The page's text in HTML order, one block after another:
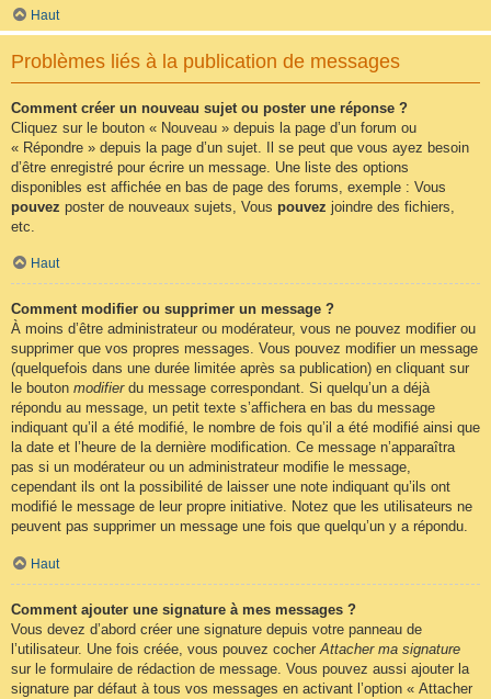
Haut
Problèmes liés à la publication de messages
Comment créer un nouveau sujet ou poster une réponse ?
Cliquez sur le bouton « Nouveau » depuis la page d’un forum ou
« Répondre » depuis la page d’un sujet. Il se peut que vous ayez besoin
d’être enregistré pour écrire un message. Une liste des options
disponibles est affichée en bas de page des forums, exemple : Vous
pouvez poster de nouveaux sujets, Vous pouvez joindre des fichiers,
etc.
Haut
Comment modifier ou supprimer un message ?
À moins d’être administrateur ou modérateur, vous ne pouvez modifier ou
supprimer que vos propres messages. Vous pouvez modifier un message
(quelquefois dans une durée limitée après sa publication) en cliquant sur
le bouton modifierdu message correspondant. Si quelqu’un a déjà
répondu au message, un petit texte s’affichera en bas du message
indiquant qu’il a été modifié, le nombre de fois qu’il a été modifié ainsi que
la date et l’heure de la dernière modification. Ce message n’apparaîtra
pas si un modérateur ou un administrateur modifie le message,
cependant ils ont la possibilité de laisser une note indiquant qu’ils ont
modifié le message de leur propre initiative. Notez que les utilisateurs ne
peuvent pas supprimer un message une fois que quelqu’un y a répondu.
Haut
Comment ajouter une signature à mes messages ?
Vous devez d’abord créer une signature depuis votre panneau de
l’utilisateur. Une fois créée, vous pouvez cocherAttacher ma signature
sur le formulaire de rédaction de message. Vous pouvez aussi ajouter la
signature par défaut à tous vos messages en activant l’option « Attacher